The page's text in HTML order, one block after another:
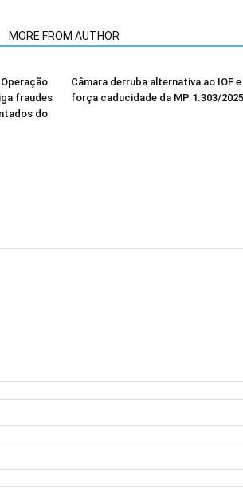
MORE FROM AUTHOR
fraudes
do
Câmara derruba alternativa ao IOF e
força caducidade da MP 1.303/2025